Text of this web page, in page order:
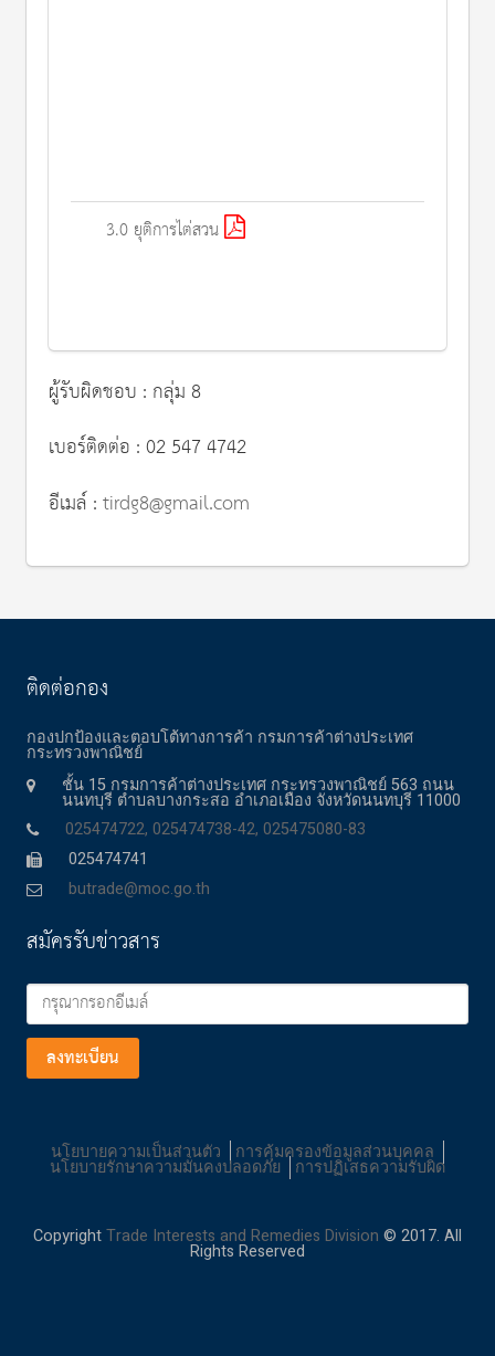
3.0 ยุติการไต่สวน
ผู้รับผิดชอบ : กลุ่ม 8
เบอร์ติดต่อ : 02 547 4742
อีเมล์ :tirdg8@gmail.com
ติดต่อกอง
กองปกป้องและตอบโต้ทางการค้า กรมการค้าต่างประเทศ
กระทรวงพาณิชย์
ชั้น 15 กรมการค้าต่างประเทศ กระทรวงพาณิชย์ 563 ถนน
นนทบุรี ตำบลบางกระสอ อำเภอเมือง จังหวัดนนทบุรี 11000
025474722, 025474738-42, 025475080-83
025474741
butrade@moc.go.th
สมัครรับข่าวสาร
ลงทะเบียน
นโยบายความเป็นส่วนตัว การคุ้มครองข้อมูลส่วนบุคคล
นโยบายรักษาความมั่นคงปลอดภัย การปฏิเสธความรับผิด
CopyrightTrade Interests and Remedies Division © 2017. All
Rights Reserved